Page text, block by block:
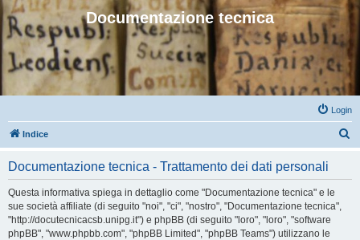
Documentazione tecnica
Login
Indice
Documentazione tecnica - Trattamento dei dati personali
Questa informativa spiega in dettaglio come "Documentazione tecnica" e le
sue società affiliate (di seguito "noi", "ci", "nostro", "Documentazione tecnica",
"http://docutecnicacsb.unipg.it") e phpBB (di seguito "loro", "loro", "software
phpBB", "www.phpbb.com", "phpBB Limited", "phpBB Teams") utilizzano le